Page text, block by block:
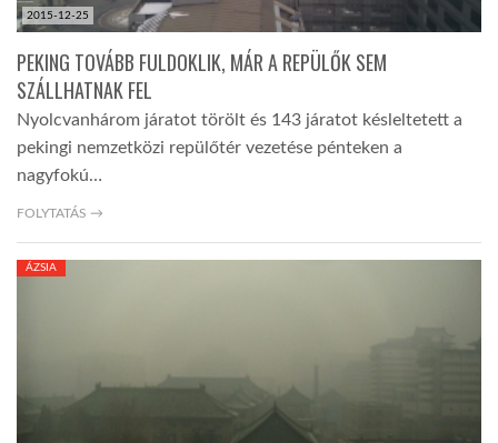
2015-12-25
PEKING TOVÁBB FULDOKLIK, MÁR A REPÜLŐK SEM
SZÁLLHATNAK FEL
Nyolcvanhárom járatot törölt és 143 járatot késleltetett a
pekingi nemzetközi repülőtér vezetése pénteken a
nagyfokú…
FOLYTATÁS →
ÁZSIA